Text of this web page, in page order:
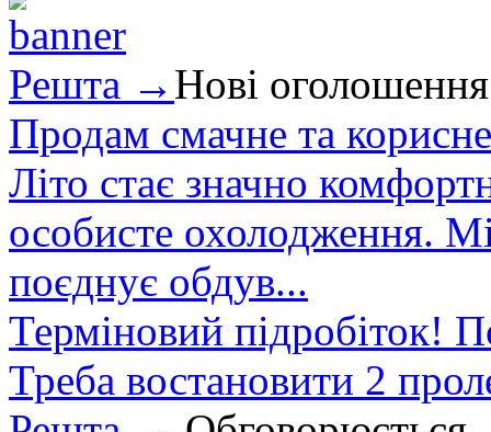
Решта → Нові оголошення
Продам смачне та
Літо стає значно
особисте охолодження.
поєднує обдув...
Терміновий підробіток!
Треба востановити 2